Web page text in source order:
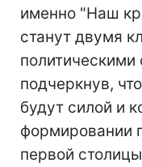
именно "Наш
станут двумя
политическими
подчеркнув,
будут силой и
формировании
первой